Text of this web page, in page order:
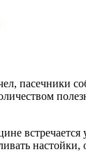
настойки,